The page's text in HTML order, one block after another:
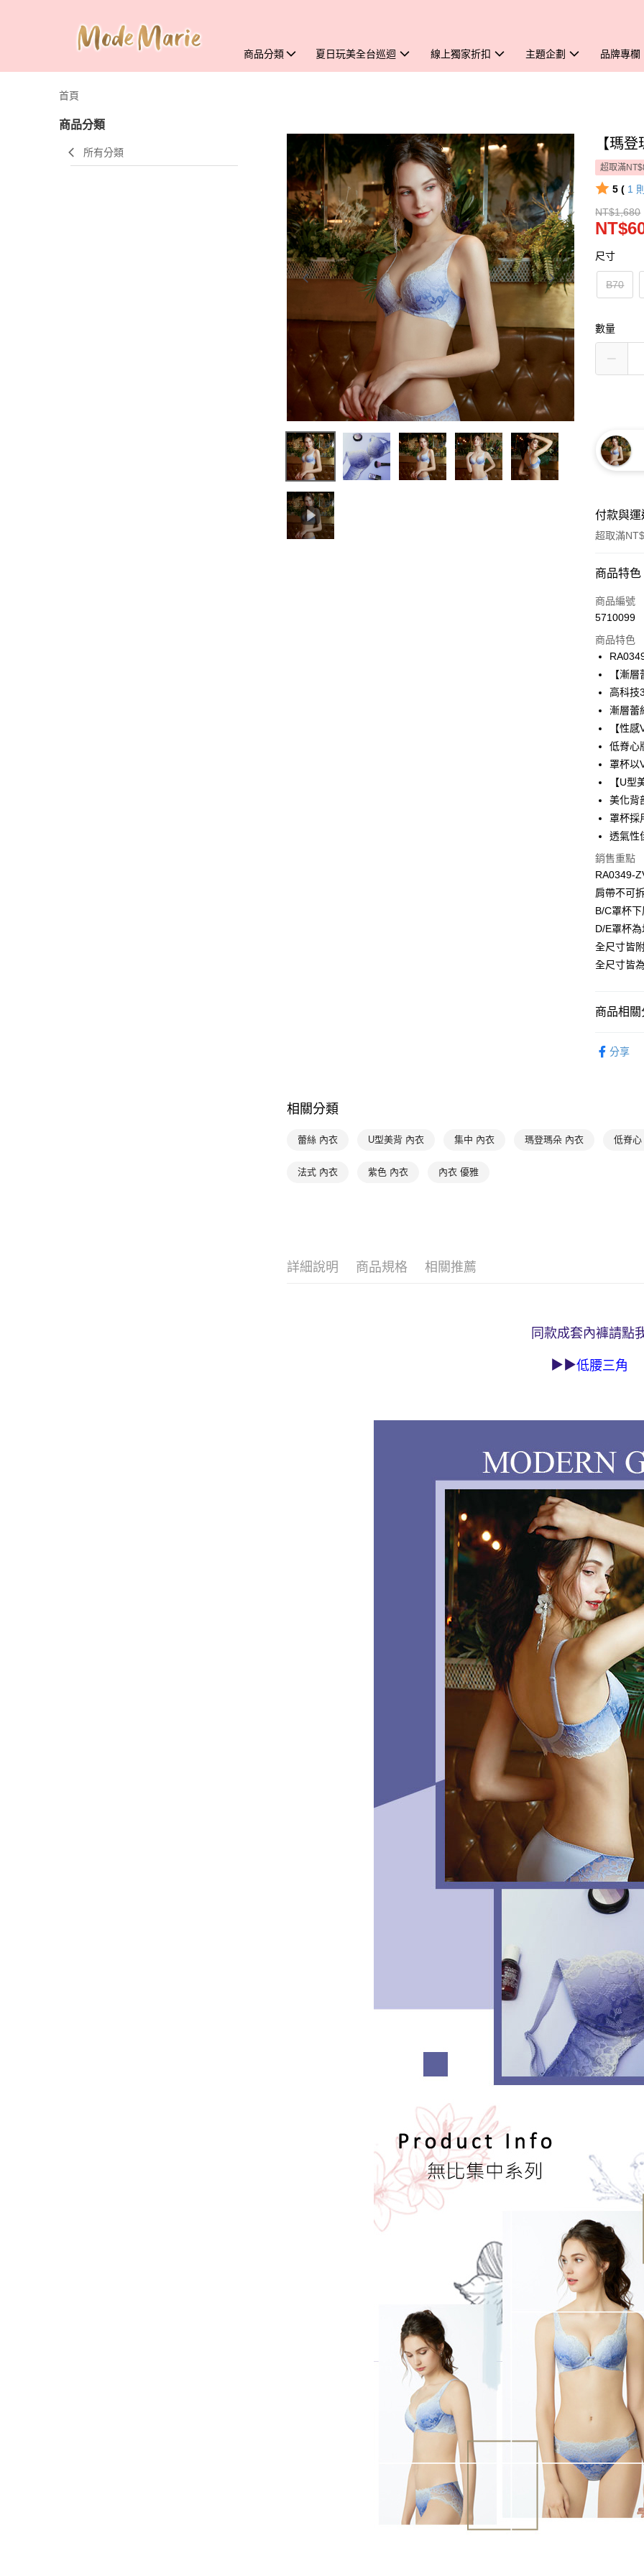
商品分類 夏日玩美全台巡迴 線上獨家折扣 主題企劃 品牌專欄
首頁
商品分類
所有分類
【瑪
超取滿
5 ( 1
NT$1,680
尺寸
B70
數量
付款與
超取滿
付款方式
信用卡一
合作金
華南商
國泰世
臺灣中
匯豐（
聯邦商
元大商
台新國
台灣樂
超商取貨
Apple Pay
全盈+PAY
AFTEE先
相關說明
【關於「
AFTEE先
便利好安
１．簡單
２．便利
３．安心
【「
１．於結
２．訂單
※ 請注意
※ 交易是
是否繳費
求債權轉
運送方式
全家取貨
每筆
付款後全
每筆
每筆
每筆
件資料，
商品特色
商品編號
5710099
商品特色
【漸
高科技
漸層蕾
【性
低脊心
罩杯以
【U型
美化背
罩杯採
透氣性
銷售重點
RA0349-
肩帶不可
B/C罩杯
D/E罩杯
全尺寸皆
全尺寸皆
商品相關
分享
相關分類
蕾絲 內衣 U型美背 內衣 集中 內衣 瑪登瑪朵 內衣 低脊
法式 內衣 紫色 內衣 內衣 優雅
詳細說明 商品規格 相關推薦
同款成套內褲請點
▶▶低腰三角